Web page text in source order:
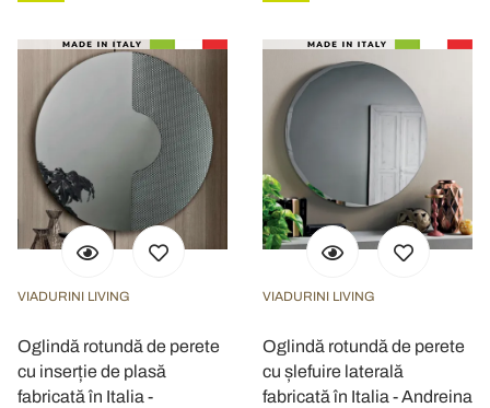
VIADURINI LIVING
Oglindă rotundă de perete
cu inserție de plasă
fabricată în Italia -
VIADURINI LIVING
Oglindă rotundă de perete
cu șlefuire laterală
fabricată în Italia - Andreina